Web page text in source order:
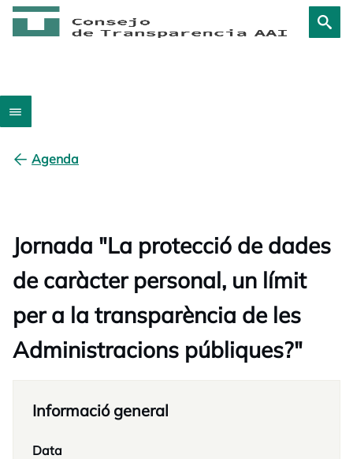
Agenda
Jornada "La protecció de dades
de caràcter personal, un límit
per a la transparència de les
Administracions públiques?"
Informació general
Data